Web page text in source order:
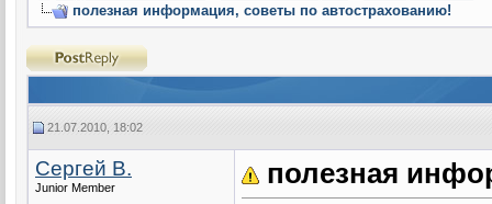
полезная информация, советы по автострахованию!
21.07.2010, 18:02
Сергей В.
Junior Member полезная